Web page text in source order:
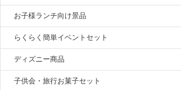
お子様ランチ向け景品
らくらく簡単イベントセット
ディズニー商品
子供会・旅行お菓子セット